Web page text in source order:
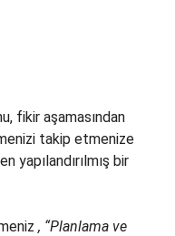
fikir aşamasından
takip etmenize
yapılandırılmış bir
, “Planlama ve